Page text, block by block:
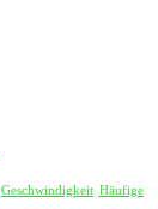
Geschwindigkeit Häufige